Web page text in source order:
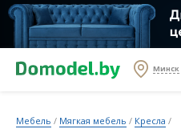
Минск
Мебель / Мягкая мебель / Кресла /